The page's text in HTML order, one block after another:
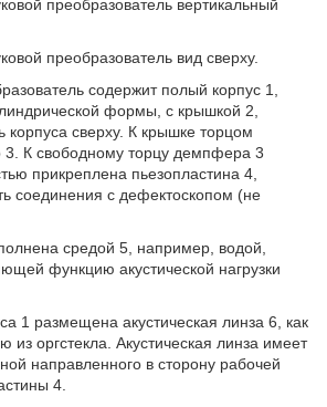
преобразователь вертикальный
преобразователь вид сверху.
содержит полый корпус 1,
формы, с крышкой 2,
сверху. К крышке торцом
К свободному торцу демпфера 3
прикреплена пьезопластина 4,
соединения с дефектоскопом (не
средой 5, например, водой,
функцию акустической нагрузки
1 размещена акустическая линза 6, как
из оргстекла. Акустическая линза имеет
направленного в сторону рабочей
4.